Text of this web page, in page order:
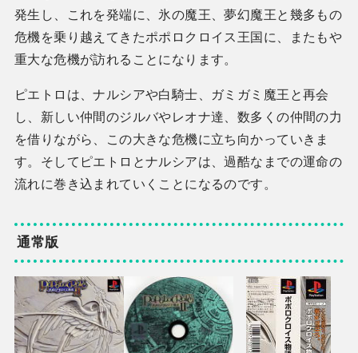
発生し、これを発端に、氷の魔王、夢幻魔王と幾多もの
危機を乗り越えてきたポポロクロイス王国に、またもや
重大な危機が訪れることになります。
ピエトロは、ナルシアや白騎士、ガミガミ魔王と再会
し、新しい仲間のジルバやレオナ達、数多くの仲間の力
を借りながら、この大きな危機に立ち向かっていきま
す。そしてピエトロとナルシアは、過酷なまでの運命の
流れに巻き込まれていくことになるのです。
通常版